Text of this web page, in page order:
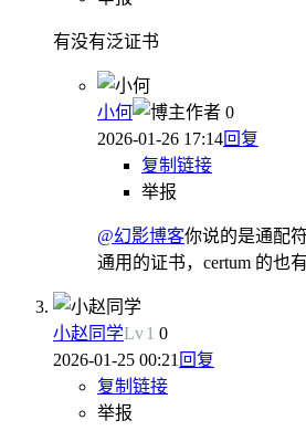
有没有泛证书
小何 作者 0
2026-01-26 17:14回复
复制链接
举报
@幻影博客你说的是通配
通用的证书，certum 的也
小赵同学Lv1 0
2026-01-25 00:21 回复
复制链接
举报